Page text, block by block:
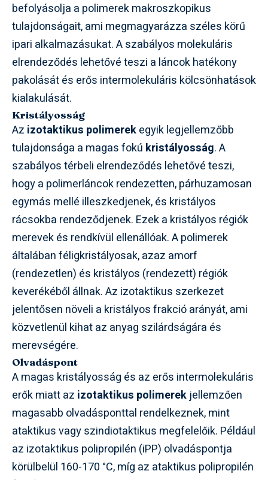
befolyásolja a polimerek makroszkopikus
tulajdonságait, ami megmagyarázza széles körű
ipari alkalmazásukat. A szabályos molekuláris
elrendeződés lehetővé teszi a láncok hatékony
pakolását és erős intermolekuláris kölcsönhatások
kialakulását.
Kristályosság
Az izotaktikus polimerekegyik legjellemzőbb
tulajdonsága a magas fokú kristályosság. A
szabályos térbeli elrendeződés lehetővé teszi,
hogy a polimerláncok rendezetten, párhuzamosan
egymás mellé illeszkedjenek, és kristályos
rácsokba rendeződjenek. Ezek a kristályos régiók
merevek és rendkívül ellenállóak. A polimerek
általában féligkristályosak, azaz amorf
(rendezetlen) és kristályos (rendezett) régiók
keverékéből állnak. Az izotaktikus szerkezet
jelentősen növeli a kristályos frakció arányát, ami
közvetlenül kihat az anyag szilárdságára és
merevségére.
Olvadáspont
A magas kristályosság és az erős intermolekuláris
erők miatt az izotaktikus polimerek jellemzően
magasabb olvadásponttal rendelkeznek, mint
ataktikus vagy szindiotaktikus megfelelőik. Például
az izotaktikus polipropilén (iPP) olvadáspontja
körülbelül 160-170 °C, míg az ataktikus polipropilén